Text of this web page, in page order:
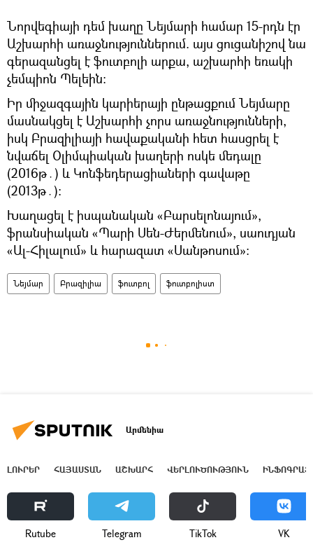
Նորվեգիայի դեմ խաղը Նեյմարի համար 15-րդն էր
Աշխարհի առաջնություններում. այս ցուցանիշով նա
գերազանցել է ֆուտբոլի արքա, աշխարհի եռակի
չեմպիոն Պելեին։
Իր միջազգային կարիերայի ընթացքում Նեյմարը
մասնակցել է Աշխարհի չորս առաջնությունների,
իսկ Բրազիլիայի հավաքականի հետ հասցրել է
նվաճել Օլիմպիական խաղերի ոսկե մեդալը
(2016թ․) և Կոնֆեդերացիաների գավաթը
(2013թ․)։
Խաղացել է իսպանական «Բարսելոնայում»,
ֆրանսիական «Պարի Սեն-Ժերմենում», սաուդյան
«Ալ-Հիլալում» և հարազատ «Սանթոսում»։
Նեյմար Բրազիլիա ֆուտբոլ ֆուտբոլիստ
Արմենիա
ԼՈՒՐԵՐ ՀԱՅԱՍՏԱՆ ԱՇԽԱՐՀ ՎԵՐԼՈՒԾՈՒԹՅՈՒՆ
Rutube Telegram ТikТоk VK